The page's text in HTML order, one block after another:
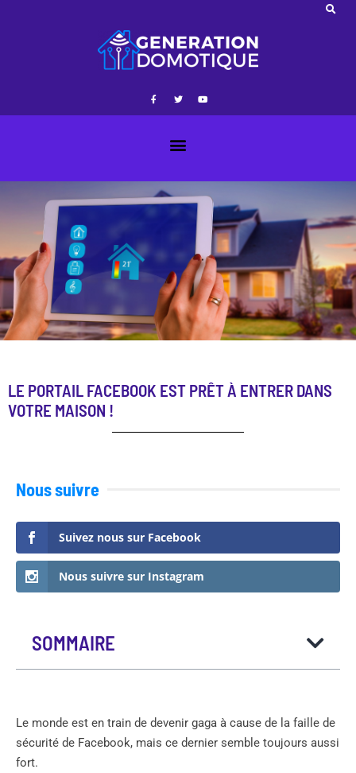
LE PORTAIL FACEBOOK EST PRÊT À ENTRER DANS
VOTRE MAISON !
Nous suivre
Suivez nous sur Facebook
Nous suivre sur Instagram
SOMMAIRE
Le monde est en train de devenir gaga à cause de la faille de
sécurité de Facebook, mais ce dernier semble toujours aussi
fort.